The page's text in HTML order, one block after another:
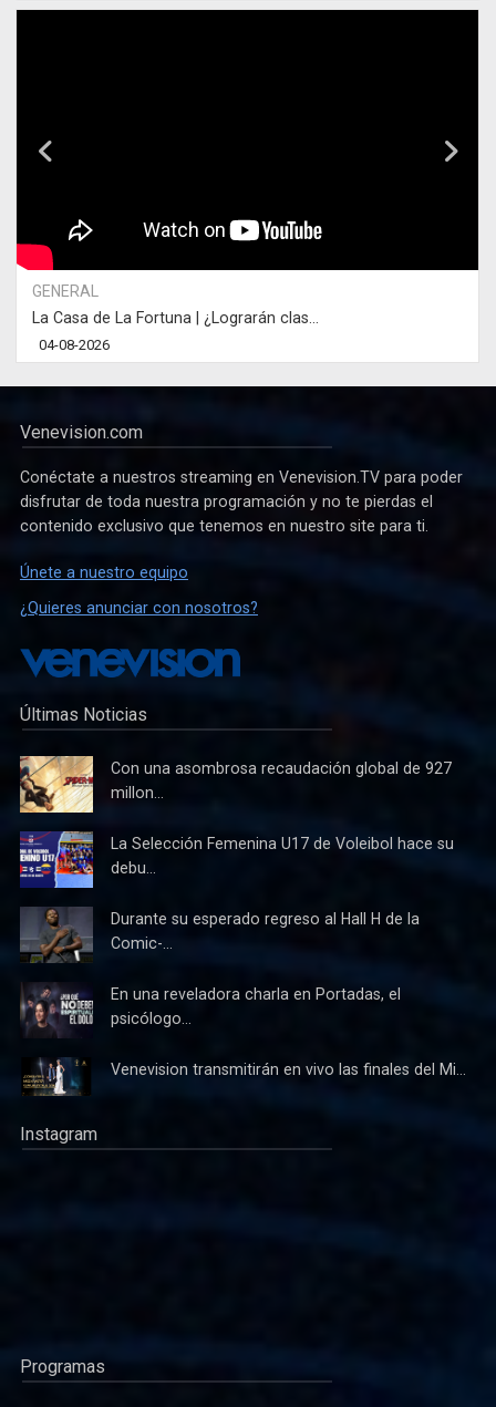
GENERAL
La Casa de La Fortuna | ¿Lograrán clas...
04-08-2026
Venevision.com
Conéctate a nuestros streaming en Venevision.TV para poder
disfrutar de toda nuestra programación y no te pierdas el
contenido exclusivo que tenemos en nuestro site para ti.
Únete a nuestro equipo
¿Quieres anunciar con nosotros?
Últimas Noticias
Con una asombrosa recaudación global de 927
millon...
La Selección Femenina U17 de Voleibol hace su
debu...
Durante su esperado regreso al Hall H de la
Comic-...
En una reveladora charla en Portadas, el
psicólogo...
Venevision transmitirán en vivo las finales del Mi...
Instagram
Programas